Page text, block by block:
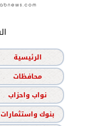
الرئيسية
محافظات
نواب واحزاب
بنوك واستثمارات